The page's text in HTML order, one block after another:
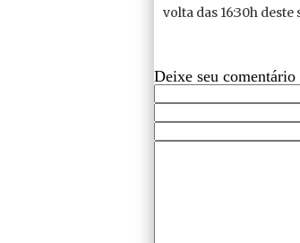
volta das 16:30h deste
Deixe seu comentário